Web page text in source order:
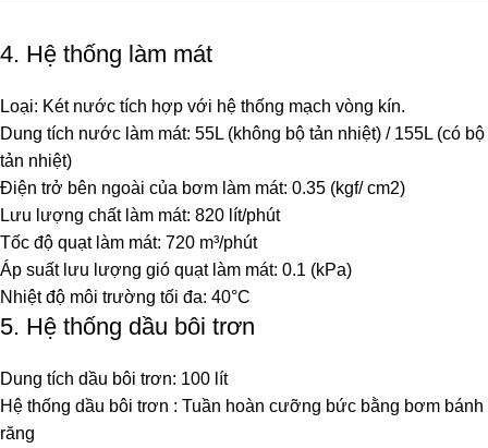
4. Hệ thống làm mát
Loại: Két nước tích hợp với hệ thống mạch vòng kín.
Dung tích nước làm mát: 55L (không bộ tản nhiệt) / 155L (có bộ
tản nhiệt)
Điện trở bên ngoài của bơm làm mát: 0.35 (kgf/ cm2)
Lưu lượng chất làm mát: 820 lít/phút
Tốc độ quạt làm mát: 720 m³/phút
Áp suất lưu lượng gió quạt làm mát: 0.1 (kPa)
Nhiệt độ môi trường tối đa: 40°C
5. Hệ thống dầu bôi trơn
Dung tích dầu bôi trơn: 100 lít
Hệ thống dầu bôi trơn : Tuần hoàn cưỡng bức bằng bơm bánh
răng